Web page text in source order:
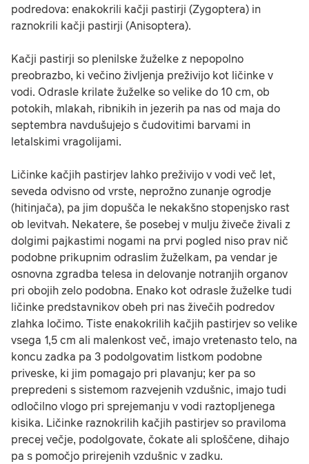
podredova: enakokrili kačji pastirji (Zygoptera) in
raznokrili kačji pastirji (Anisoptera).
Kačji pastirji so plenilske žuželke z nepopolno
preobrazbo, ki večino življenja preživijo kot ličinke v
vodi. Odrasle krilate žuželke so velike do 10 cm, ob
potokih, mlakah, ribnikih in jezerih pa nas od maja do
septembra navdušujejo s čudovitimi barvami in
letalskimi vragolijami.
Ličinke kačjih pastirjev lahko preživijo v vodi več let,
seveda odvisno od vrste, neprožno zunanje ogrodje
(hitinjača), pa jim dopušča le nekakšno stopenjsko rast
ob levitvah. Nekatere, še posebej v mulju živeče živali z
dolgimi pajkastimi nogami na prvi pogled niso prav nič
podobne prikupnim odraslim žuželkam, pa vendar je
osnovna zgradba telesa in delovanje notranjih organov
pri obojih zelo podobna. Enako kot odrasle žuželke tudi
ličinke predstavnikov obeh pri nas živečih podredov
zlahka ločimo. Tiste enakokrilih kačjih pastirjev so velike
vsega 1,5 cm ali malenkost več, imajo vretenasto telo, na
koncu zadka pa 3 podolgovatim listkom podobne
priveske, ki jim pomagajo pri plavanju; ker pa so
prepredeni s sistemom razvejenih vzdušnic, imajo tudi
odločilno vlogo pri sprejemanju v vodi raztopljenega
kisika. Ličinke raznokrilih kačjih pastirjev so praviloma
precej večje, podolgovate, čokate ali sploščene, dihajo
pa s pomočjo prirejenih vzdušnic v zadku.